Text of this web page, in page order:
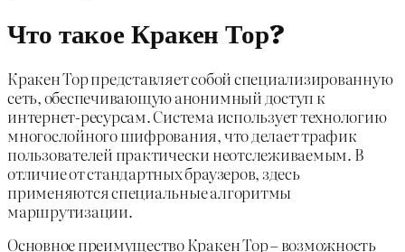
Что такое Кракен Тор?
Кракен Тор представляет собой специализированную
сеть, обеспечивающую анонимный доступ к
интернет-ресурсам. Система использует технологию
многослойного шифрования, что делает трафик
пользователей практически неотслеживаемым. В
отличие от стандартных браузеров, здесь
применяются специальные алгоритмы
маршрутизации.
Основное преимущество Кракен Тор – возможность